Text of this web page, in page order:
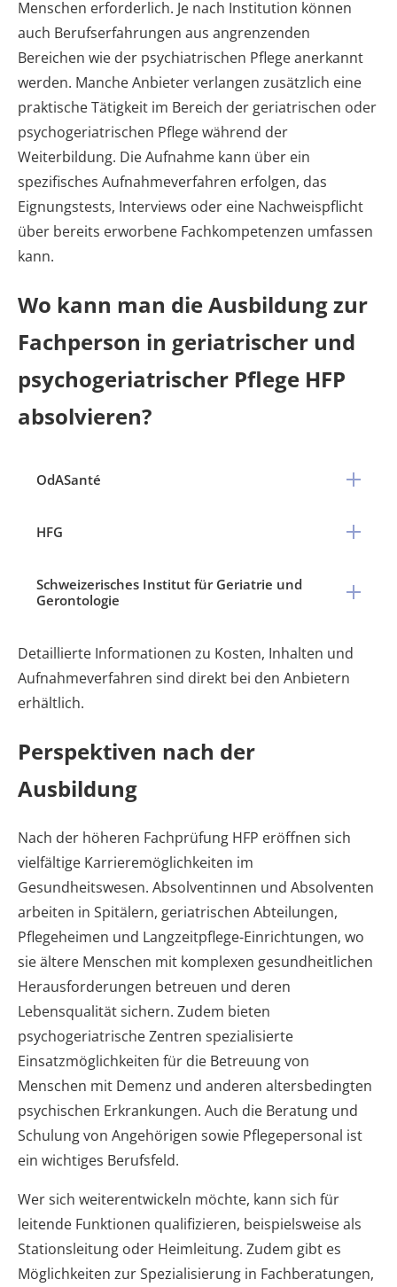
Menschen erforderlich. Je nach Institution können
auch Berufserfahrungen aus angrenzenden
Bereichen wie der psychiatrischen Pflege anerkannt
werden. Manche Anbieter verlangen zusätzlich eine
praktische Tätigkeit im Bereich der geriatrischen oder
psychogeriatrischen Pflege während der
Weiterbildung. Die Aufnahme kann über ein
spezifisches Aufnahmeverfahren erfolgen, das
Eignungstests, Interviews oder eine Nachweispflicht
über bereits erworbene Fachkompetenzen umfassen
kann.
Wo kann man die Ausbildung zur
Fachperson in geriatrischer und
psychogeriatrischer Pflege HFP
absolvieren?
OdASanté
HFG
Schweizerisches Institut für Geriatrie und
Gerontologie
Detaillierte Informationen zu Kosten, Inhalten und
Aufnahmeverfahren sind direkt bei den Anbietern
erhältlich.
Perspektiven nach der
Ausbildung
Nach der höheren Fachprüfung HFP eröffnen sich
vielfältige Karrieremöglichkeiten im
Gesundheitswesen. Absolventinnen und Absolventen
arbeiten in Spitälern, geriatrischen Abteilungen,
Pflegeheimen und Langzeitpflege-Einrichtungen, wo
sie ältere Menschen mit komplexen gesundheitlichen
Herausforderungen betreuen und deren
Lebensqualität sichern. Zudem bieten
psychogeriatrische Zentren spezialisierte
Einsatzmöglichkeiten für die Betreuung von
Menschen mit Demenz und anderen altersbedingten
psychischen Erkrankungen. Auch die Beratung und
Schulung von Angehörigen sowie Pflegepersonal ist
ein wichtiges Berufsfeld.
Wer sich weiterentwickeln möchte, kann sich für
leitende Funktionen qualifizieren, beispielsweise als
Stationsleitung oder Heimleitung. Zudem gibt es
Möglichkeiten zur Spezialisierung in Fachberatungen,